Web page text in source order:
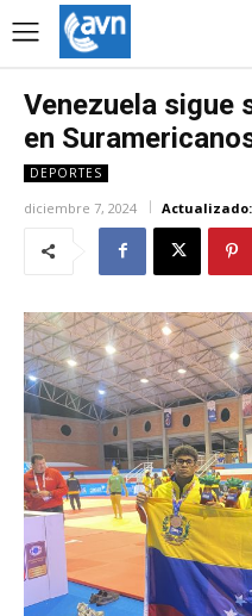
Venezuela sigue
en
DEPORTES
diciembre 7, 2024 Actualizado: